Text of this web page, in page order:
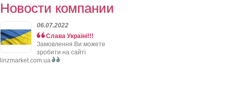
Новости компании
06.07.2022
Слава Україні!!!
Замовлення Ви можете
зробити на сайті
linzmarket.com.ua